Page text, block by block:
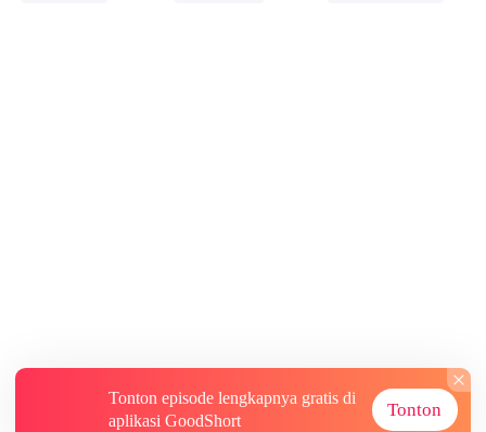
Tonton episode lengkapnya gratis di
aplikasi GoodShort
Tonton